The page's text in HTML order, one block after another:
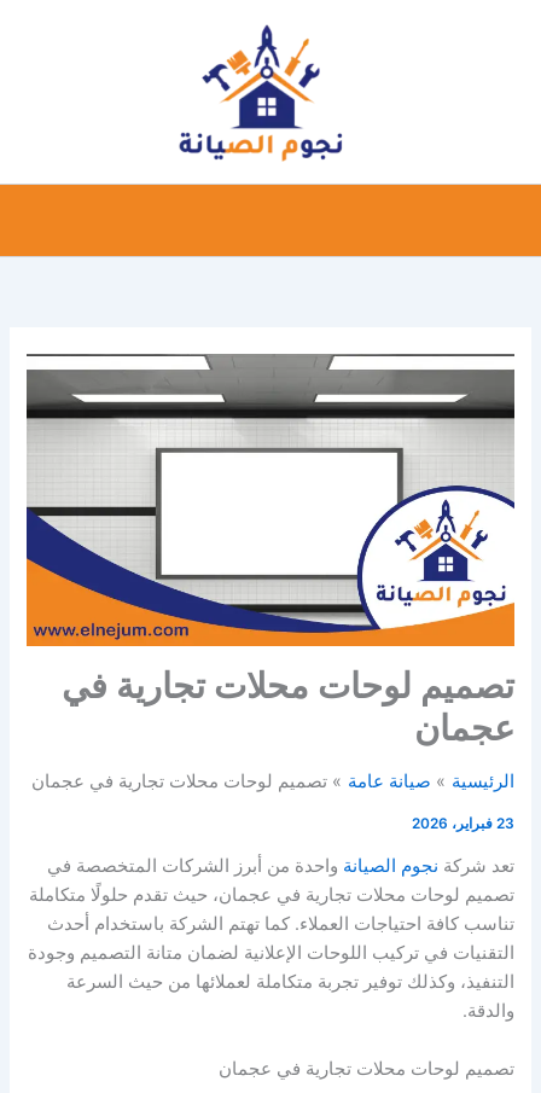
تصميم لوحات محلات تجارية في
عجمان
الرئيسية صيانة عامة تصميم لوحات محلات تجارية في عجمان
23 فبراير، 2026
تعد شركة نجوم الصيانة واحدة من أبرز الشركات المتخصصة في
تصميم لوحات محلات تجارية في عجمان، حيث تقدم حلولًا متكاملة
تناسب كافة احتياجات العملاء. كما تهتم الشركة باستخدام أحدث
التقنيات في تركيب اللوحات الإعلانية لضمان متانة التصميم وجودة
التنفيذ، وكذلك توفير تجربة متكاملة لعملائها من حيث السرعة
والدقة.
تصميم لوحات محلات تجارية في عجمان